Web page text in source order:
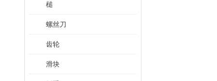
槌
螺丝刀
齿轮
滑块